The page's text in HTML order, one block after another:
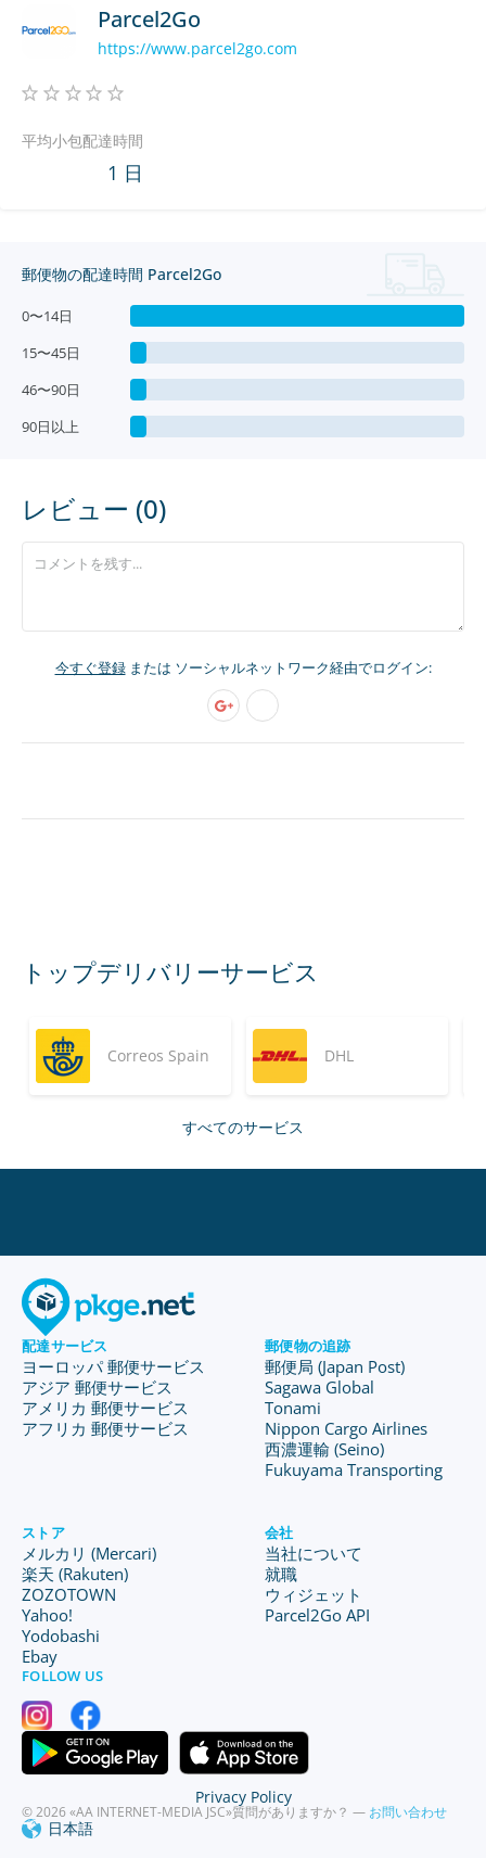
Parcel2Go
https://www.parcel2go.com
平均小包配達時間
1 日
郵便物の配達時間 Parcel2Go
0〜14日
15〜45日
46〜90日
90日以上
レビュー (0)
今すぐ登録または ソーシャルネットワーク経由でログイン:
トップデリバリーサービス
Correos Spain DHL
すべてのサービス
配達サービス
ヨーロッパ 郵便サービス
アジア 郵便サービス
アメリカ 郵便サービス
アフリカ 郵便サービス
郵便物の追跡
郵便局 (Japan Post)
Sagawa Global
Tonami
Nippon Cargo Airlines
西濃運輸 (Seino)
Fukuyama Transporting
ストア
メルカリ (Mercari)
楽天 (Rakuten)
ZOZOTOWN
Yahoo!
Yodobashi
Ebay
会社
当社について
就職
ウィジェット
Parcel2Go API
FOLLOW US
© 2026 «AA INTERNET-MEDIA JSC»質問がありますか？ — お問い合わせ
日本語
Privacy Policy